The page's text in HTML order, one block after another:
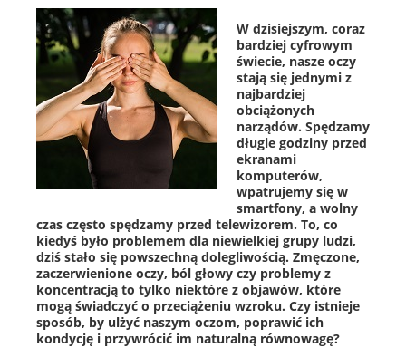
W dzisiejszym, coraz
bardziej cyfrowym
świecie, nasze oczy
stają się jednymi z
najbardziej
obciążonych
narządów. Spędzamy
długie godziny przed
ekranami
komputerów,
wpatrujemy się w
smartfony, a wolny
czas często spędzamy przed telewizorem. To, co
kiedyś było problemem dla niewielkiej grupy ludzi,
dziś stało się powszechną dolegliwością. Zmęczone,
zaczerwienione oczy, ból głowy czy problemy z
koncentracją to tylko niektóre z objawów, które
mogą świadczyć o przeciążeniu wzroku. Czy istnieje
sposób, by ulżyć naszym oczom, poprawić ich
kondycję i przywrócić im naturalną równowagę?